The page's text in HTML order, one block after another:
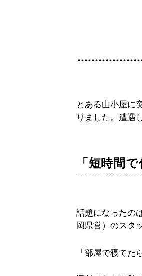
とある山小屋に
りました。遭遇
「短時間
話題になったの
岡県営）のスタ
「部屋で寝てた